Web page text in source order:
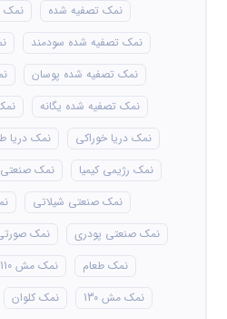
نمک تصفیه شده
نمک
نمک تصفیه شده سودمند
نمک تصفیه شده پوسان
نمک تصفیه شده یگانه
نمک دریا خوراکی
نمک دریا
نمک رژیمی کیمیا
نمک صنعتی
نمک صنعتی شیلاتی
نمک صنعتی پودری
نمک
نمک طعام
نمک مش 110
نمک مش 130
نمک کلوان